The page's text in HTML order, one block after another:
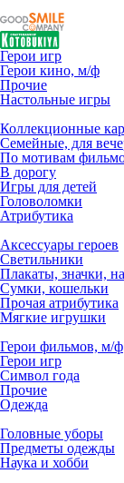
Герои игр
Герои кино, м/ф
Прочие
Настольные игры
Коллекционные
Семейные, для
По мотивам
В дорогу
Игры для детей
Головоломки
Атрибутика
Аксессуары героев
Светильники
Плакаты, значки,
Сумки, кошельки
Прочая атрибутика
Мягкие игрушки
Герои фильмов, м/ф
Герои игр
Символ года
Прочие
Одежда
Головные уборы
Предметы одежды
Наука и хобби